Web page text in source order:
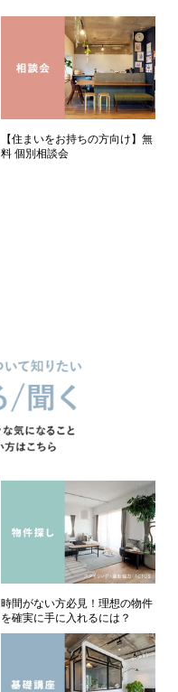
【住まいをお持ちの方向け】無
料 個別相談会
時間がない方必見！理想の物件
を確実に手に入れるには？